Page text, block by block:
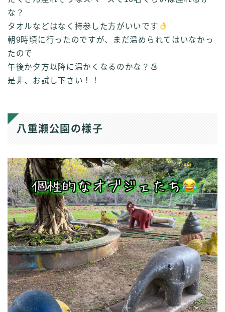
な？
タオルなどはなく持参した方がいいです
朝9時頃に行ったのですが、まだ温められてはいなかっ
たので
午後か夕方以降に温かくなるのかな？♨
是非、お試し下さい！！
八重瀬公園の様子